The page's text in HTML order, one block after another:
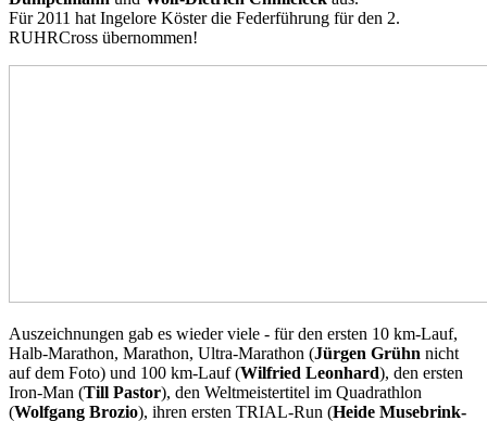
Für 2011 hat Ingelore Köster die Federführung für den 2.
RUHRCross übernommen!
Auszeichnungen gab es wieder viele - für den ersten 10 km-Lauf,
Halb-Marathon, Marathon, Ultra-Marathon (Jürgen Grühn nicht
auf dem Foto) und 100 km-Lauf (Wilfried Leonhard), den ersten
Iron-Man (Till Pastor), den Weltmeistertitel im Quadrathlon
(Wolfgang Brozio), ihren ersten TRIAL-Run (Heide Musebrink-